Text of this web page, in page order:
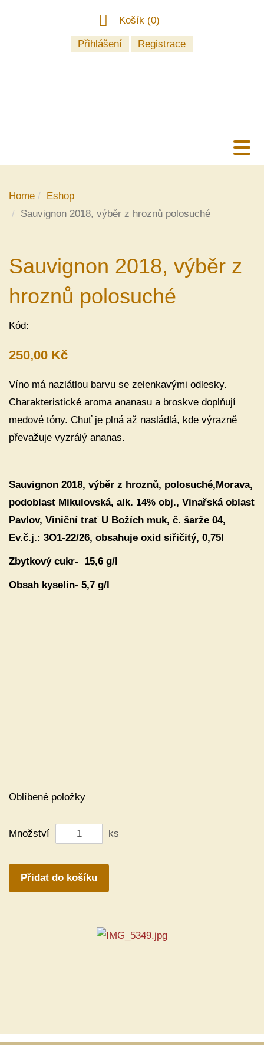
Košík (0)
Přihlášení Registrace
Home
Eshop
Sauvignon 2018, výběr z hroznů polosuché
Sauvignon 2018, výběr z
hroznů polosuché
Kód:
250,00 Kč
Víno má nazlátlou barvu se zelenkavými odlesky.
Charakteristické aroma ananasu a broskve doplňují
medové tóny. Chuť je plná až nasládlá, kde výrazně
převažuje vyzrálý ananas.
Sauvignon 2018, výběr z hroznů, polosuché,Morava,
podoblast Mikulovská, alk. 14% obj., Vinařská oblast
Pavlov, Viniční trať U Božích muk, č. šarže 04,
Ev.č.j.: 3O1-22/26, obsahuje oxid siřičitý, 0,75l
Zbytkový cukr- 15,6 g/l
Obsah kyselin- 5,7 g/l
Oblíbené položky
Množství ks
Přidat do košíku